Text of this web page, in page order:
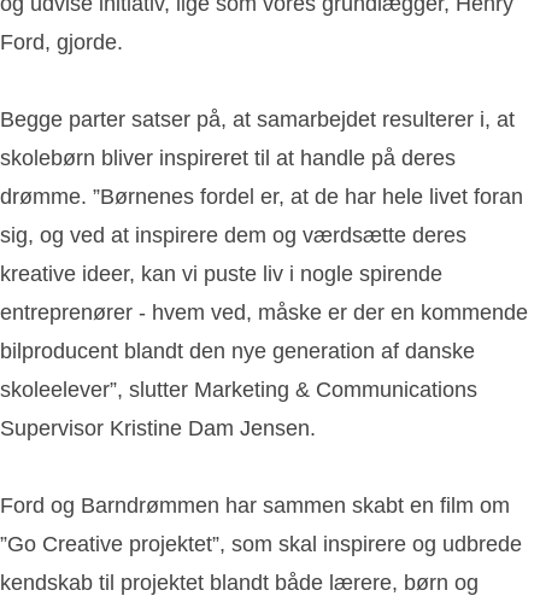
Ford, gjorde.
Begge parter satser på, at samarbejdet resulterer i, at
skolebørn bliver inspireret til at handle på deres
drømme. ”Børnenes fordel er, at de har hele livet foran
sig, og ved at inspirere dem og værdsætte deres
kreative ideer, kan vi puste liv i nogle spirende
entreprenører - hvem ved, måske er der en kommende
bilproducent blandt den nye generation af danske
skoleelever”, slutter Marketing & Communications
Supervisor Kristine Dam Jensen.
Ford og Barndrømmen har sammen skabt en film om
”Go Creative projektet”, som skal inspirere og udbrede
kendskab til projektet blandt både lærere, børn og